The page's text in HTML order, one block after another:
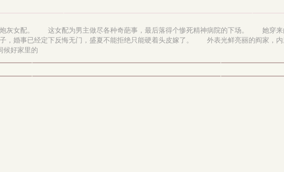
炮灰女配。 这女配为男主做尽各种奇葩事，最后落得个惨死精神病院的下场。 她穿来
婚事已经定下反悔无门，盛夏不能拒绝只能硬着头皮嫁了。 外表光鲜亮丽的阎家，
候好家里的